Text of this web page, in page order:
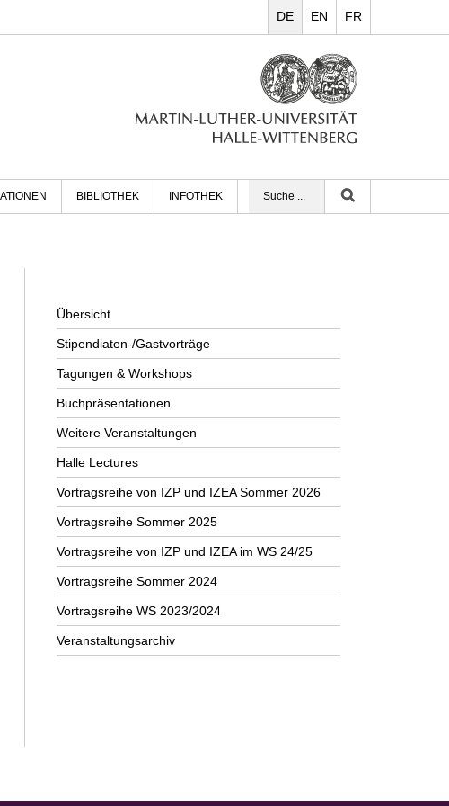
FR
EN
DE
BIBLIOTHEK INFOTHEK
Übersicht
Stipendiaten-/Gastvorträge
Tagungen & Workshops
Buchpräsentationen
Weitere Veranstaltungen
Halle Lectures
Vortragsreihe von IZP und IZEA Sommer 2026
Vortragsreihe Sommer 2025
Vortragsreihe von IZP und IZEA im WS 24/25
Vortragsreihe Sommer 2024
Vortragsreihe WS 2023/2024
Veranstaltungsarchiv